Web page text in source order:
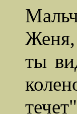
Женя,
ты